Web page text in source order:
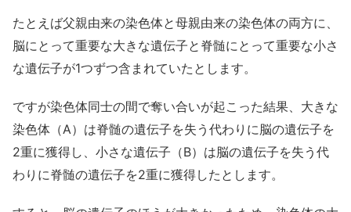
たとえば父親由来の染色体と母親由来の染色体の両方に、
脳にとって重要な大きな遺伝子と脊髄にとって重要な小さ
な遺伝子が1つずつ含まれていたとします。
ですが染色体同士の間で奪い合いが起こった結果、大きな
染色体（A）は脊髄の遺伝子を失う代わりに脳の遺伝子を
2重に獲得し、小さな遺伝子（B）は脳の遺伝子を失う代
わりに脊髄の遺伝子を2重に獲得したとします。